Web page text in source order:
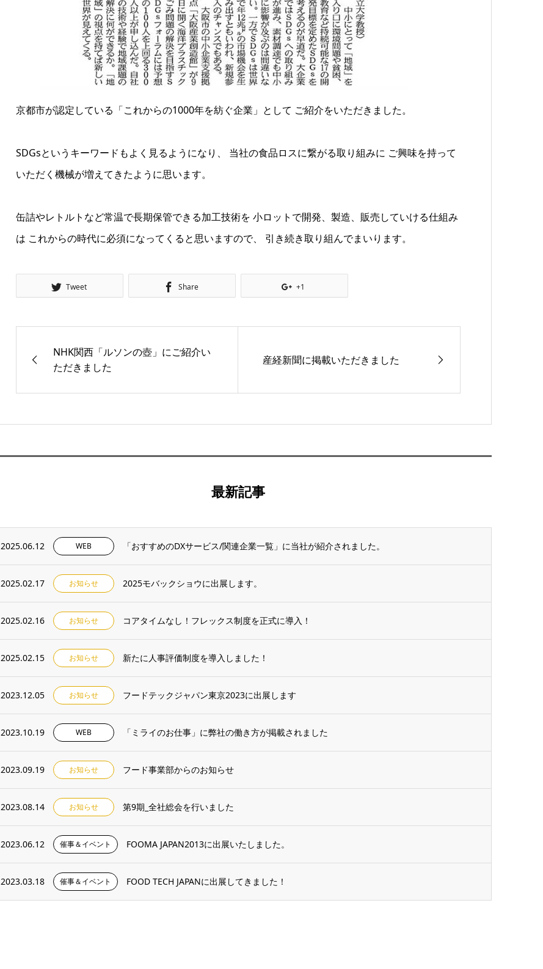
京都市が認定している「これからの1000年を紡ぐ企業」として ご紹介をいただきました。
SDGsというキーワードもよく見るようになり、 当社の食品ロスに繋がる取り組みに ご興味を持って
いただく機械が増えてきたように思います。
缶詰やレトルトなど常温で長期保管できる加工技術を 小ロットで開発、製造、販売していける仕組み
は これからの時代に必須になってくると思いますので、 引き続き取り組んでまいります。
Tweet Share +1
NHK関西「ルソンの壺」にご紹介い
ただきました
産経新聞に掲載いただきました
最新記事
2025.06.12 WEB 「おすすめのDXサービス/関連企業一覧」に当社が紹介されました。
2025.02.17 お知らせ 2025モバックショウに出展します。
2025.02.16 お知らせ コアタイムなし！フレックス制度を正式に導入！
2025.02.15 お知らせ 新たに人事評価制度を導入しました！
2023.12.05 お知らせ フードテックジャパン東京2023に出展します
2023.10.19 WEB 「ミライのお仕事」に弊社の働き方が掲載されました
2023.09.19 お知らせ フード事業部からのお知らせ
2023.08.14 お知らせ 第9期_全社総会を行いました
2023.06.12 催事＆イベント FOOMA JAPAN2013に出展いたしました。
2023.03.18 催事＆イベント FOOD TECH JAPANに出展してきました！